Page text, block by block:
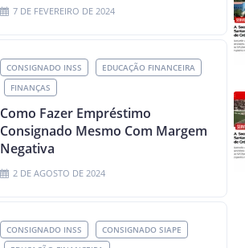
7 DE FEVEREIRO DE 2024
CONSIGNADO INSS
EDUCAÇÃO FINANCEIRA
FINANÇAS
Como Fazer Empréstimo
Consignado Mesmo Com Margem
Negativa
2 DE AGOSTO DE 2024
CONSIGNADO INSS
CONSIGNADO SIAPE